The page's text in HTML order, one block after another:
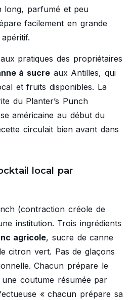
long, parfumé et peu
facilement en grande
pratiques des propriétaires
à sucre aux Antilles, qui
et fruits disponibles. La
du Planter’s Punch
américaine au début du
circulait bien avant dans
local par
(contraction créole de
institution. Trois ingrédients
agricole, sucre de canne
citron vert. Pas de glaçons
Chacun prépare le
coutume résumée par
« chacun prépare sa